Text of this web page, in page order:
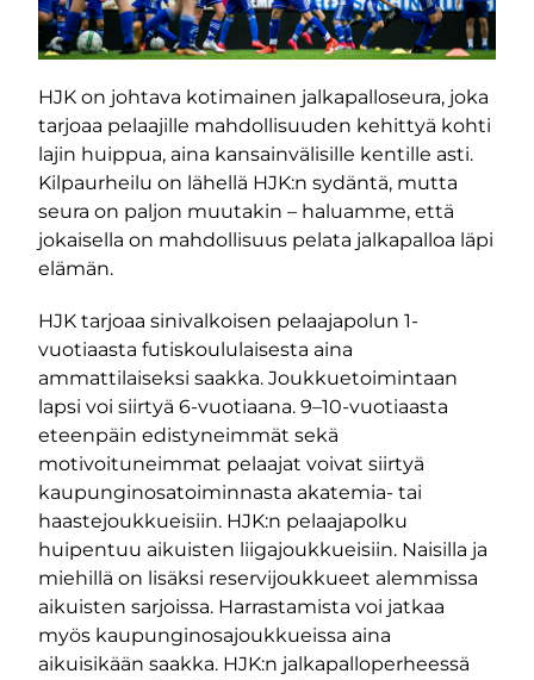
HJK on johtava kotimainen jalkapalloseura, joka
tarjoaa pelaajille mahdollisuuden kehittyä kohti
lajin huippua, aina kansainvälisille kentille asti.
Kilpaurheilu on lähellä HJK:n sydäntä, mutta
seura on paljon muutakin – haluamme, että
jokaisella on mahdollisuus pelata jalkapalloa läpi
elämän.
HJK tarjoaa sinivalkoisen pelaajapolun 1-
vuotiaasta futiskoululaisesta aina
ammattilaiseksi saakka. Joukkuetoimintaan
lapsi voi siirtyä 6-vuotiaana. 9–10-vuotiaasta
eteenpäin edistyneimmät sekä
motivoituneimmat pelaajat voivat siirtyä
kaupunginosatoiminnasta akatemia- tai
haastejoukkueisiin. HJK:n pelaajapolku
huipentuu aikuisten liigajoukkueisiin. Naisilla ja
miehillä on lisäksi reservijoukkueet alemmissa
aikuisten sarjoissa. Harrastamista voi jatkaa
myös kaupunginosajoukkueissa aina
aikuisikään saakka. HJK:n jalkapalloperheessä
sivu
kanava